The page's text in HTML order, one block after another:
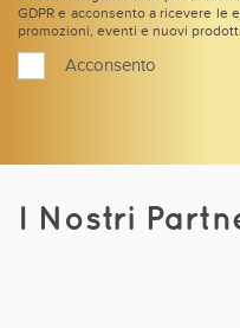
GDPR e acconsento a ricevere le
promozioni, eventi e nuovi prodotti
Acconsento
I Nostri